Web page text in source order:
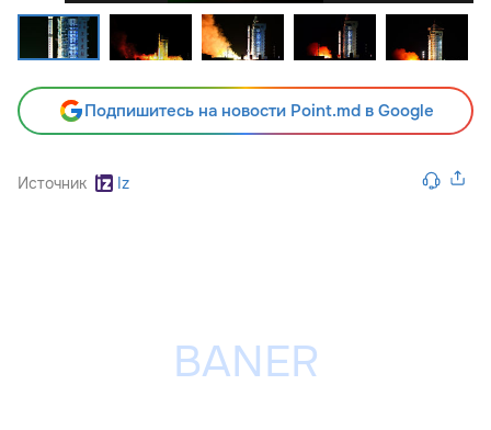
Подпишитесь на новости Point.md в Google
Источник Iz